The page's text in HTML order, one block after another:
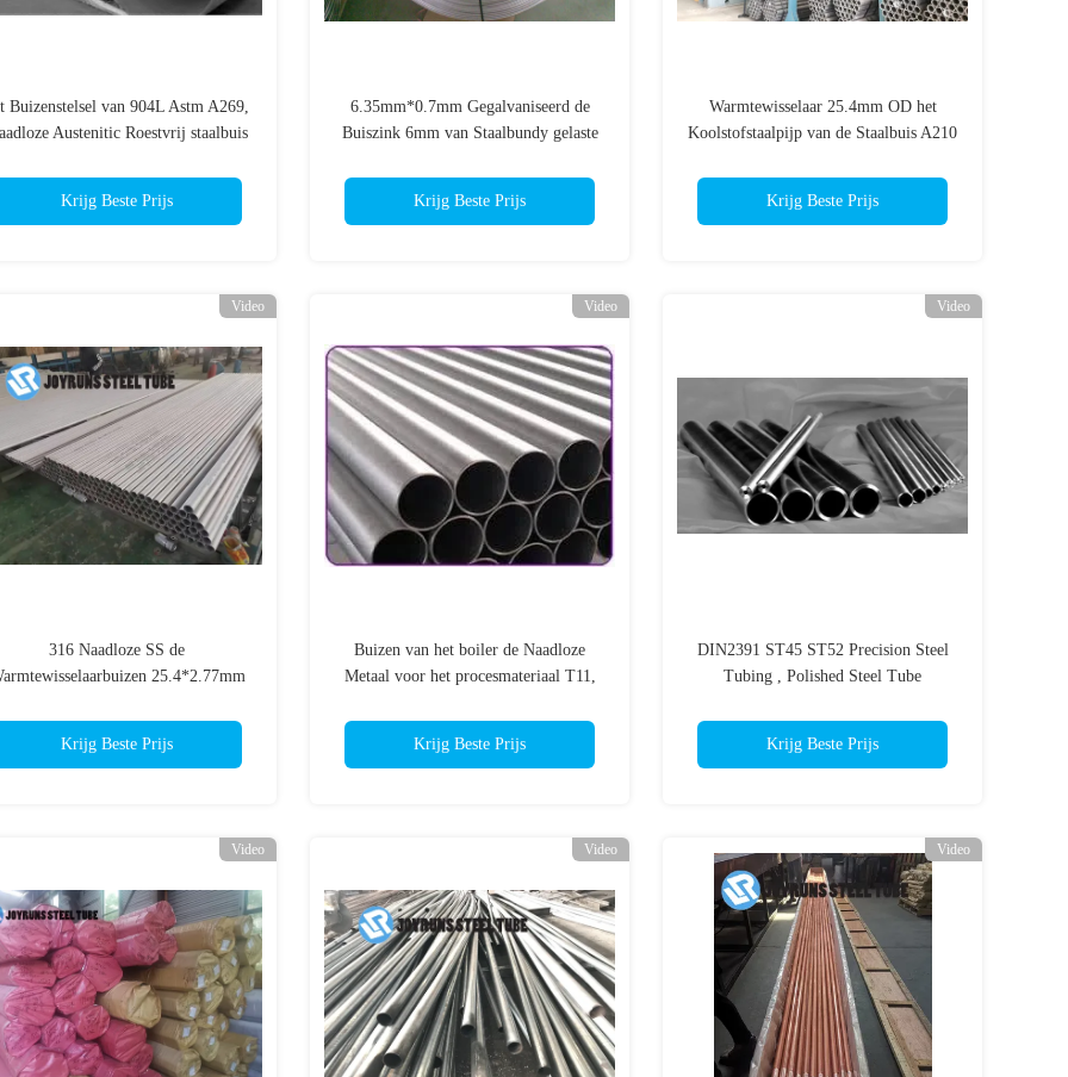
Buizenstelsel van 904L Astm A269,
Austenitic Roestvrij staalbuis
Krijg Beste Prijs
6.35mm*0.7mm Gegalvaniseerd de
Buiszink 6mm van Staalbundy gelaste
Krijg Beste Prijs
Warmtewisselaar 25.4mm OD het
Koolstofstaalpijp van de Staalbuis A210
Krijg Beste Prijs
Video
316 Naadloze SS de
25.4*2.77mm
Krijg Beste Prijs
Video
Buizen van het boiler de Naadloze
Metaal voor het procesmateriaal T11,
Krijg Beste Prijs
Video
DIN2391 ST45 ST52 Precision Steel
Tubing , Polished Steel Tube
Krijg Beste Prijs
Video Video Video